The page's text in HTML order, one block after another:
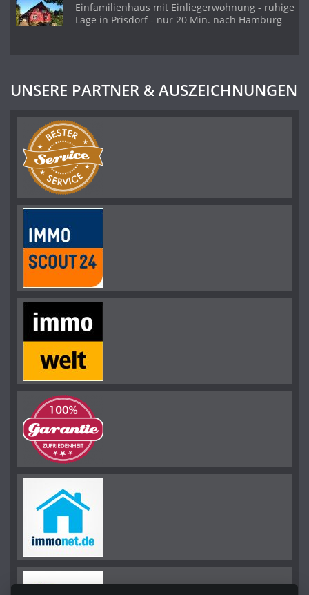
Einfamilienhaus mit Einliegerwohnung - ruhige
Lage in Prisdorf - nur 20 Min. nach Hamburg
UNSERE PARTNER & AUSZEICHNUNGEN